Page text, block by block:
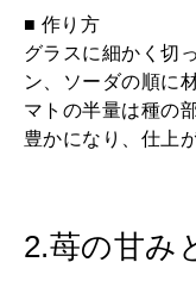
■ 作り方
グラスに細かく切
ン、ソーダの順に
マトの半量は種の
豊かになり、仕上
2.苺の甘み